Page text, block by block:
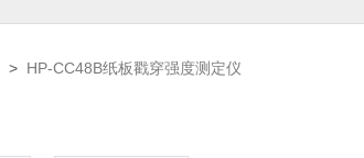
> HP-CC48B纸板戳穿强度测定仪